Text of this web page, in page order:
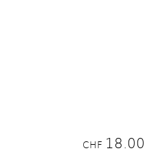
CHF 18.00